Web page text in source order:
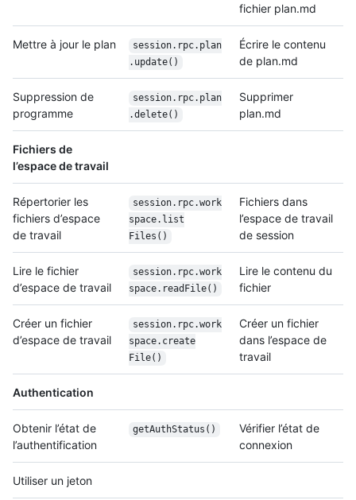
fichier plan.md
Mettre à jour le plan
session.rpc.plan
.update()
Écrire le contenu
de plan.md
Suppression de
programme
session.rpc.plan
.delete()
Supprimer
plan.md
Fichiers de
l’espace de travail
Répertorier les
fichiers d’espace
de travail
session.rpc.work
space.list
Files()
Fichiers dans
l’espace de travail
de session
Lire le fichier
d’espace de travail
session.rpc.work
space.read File()
Lire le contenu du
fichier
Créer un fichier
d’espace de travail
session.rpc.work
space.create
File()
Créer un fichier
dans l’espace de
travail
Authentication
Obtenir l’état de
l’authentification
getAuthStatus()
Vérifier l’état de
connexion
Utiliser un jeton